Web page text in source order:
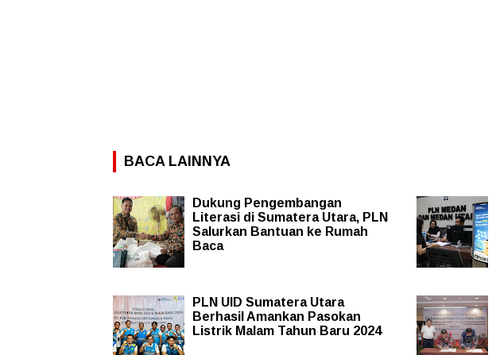
BACA LAINNYA
Dukung Pengembangan
Literasi di Sumatera Utara, PLN
Salurkan Bantuan ke Rumah
Baca
PLN UID Sumatera Utara
Berhasil Amankan Pasokan
Listrik Malam Tahun Baru 2024